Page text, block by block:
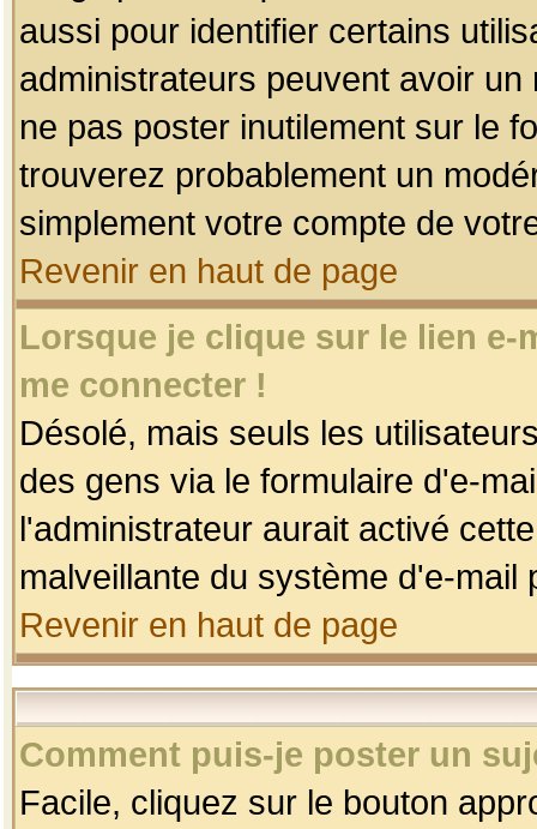
aussi pour identifier certains
administrateurs peuvent avoir
ne pas poster inutilement sur le
trouverez probablement un
simplement votre compte de
Revenir en haut de page
Lorsque je clique sur le lien
me connecter !
Désolé, mais seuls les
des gens via le formulaire d'e-
l'administrateur aurait activé
malveillante du système d'e-
Revenir en haut de page
Comment puis-je poster un
Facile, cliquez sur le bouton